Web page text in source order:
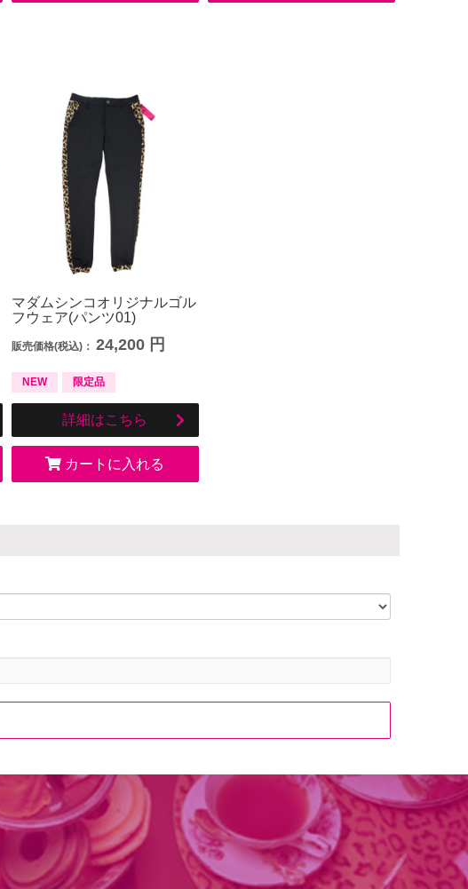
マダムシンコオリジナルゴル
フウェア(パンツ01)
販売価格(税込)： 24,200円
NEW 限定品
詳細はこちら
カートに入れる